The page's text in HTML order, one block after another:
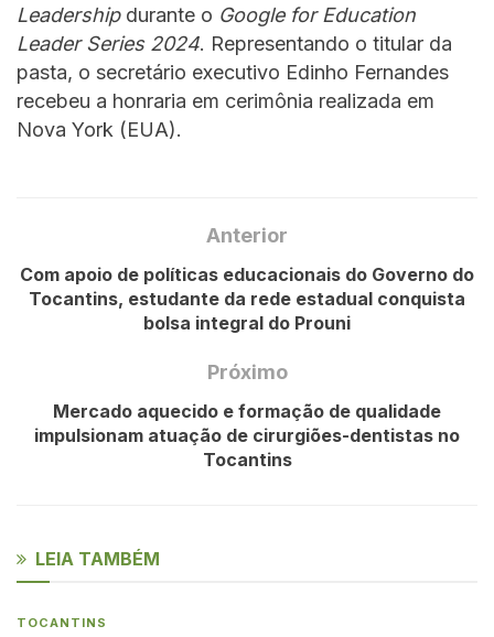
Leadershipdurante o Google for Education
Leader Series 2024. Representando o titular da
pasta, o secretário executivo Edinho Fernandes
recebeu a honraria em cerimônia realizada em
Nova York (EUA).
Anterior
Com apoio de políticas educacionais do Governo do
Tocantins, estudante da rede estadual conquista
bolsa integral do Prouni
Próximo
Mercado aquecido e formação de qualidade
impulsionam atuação de cirurgiões-dentistas no
Tocantins
LEIA TAMBÉM
TOCANTINS